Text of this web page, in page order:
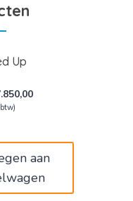
Up
Huidige
aan